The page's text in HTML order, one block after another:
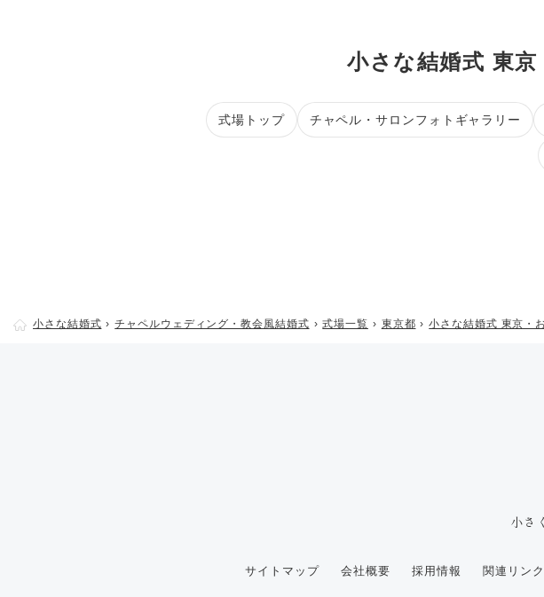
小さな結婚式 東
式場トップ チャペル・サロンフォトギャラリー
小さな結婚式 チャペルウェディング・教会風結婚式 式場一覧 東京都 小さな結婚式 東京・
小さ
サイトマップ 会社概要 採用情報 関連リンク